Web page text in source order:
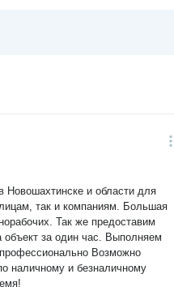
Новошахтинске и области для
так и компаниям. Большая
Так же предоставим
объект за один час. Выполняем
профессионально Возможно
наличному и безналичному